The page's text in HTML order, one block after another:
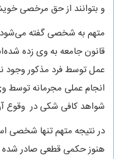
و بتوانند از حق مرخصی
متهم به شخصی گفته می‌شود
قانون جامعه به وی زده
عمل توسط فرد مذکور وجود
انجام عملی مجرمانه توسط
شواهد کافی شکی در وقوع
در نتیجه متهم تنها شخصی
هنوز حکمی قطعی صادر شده